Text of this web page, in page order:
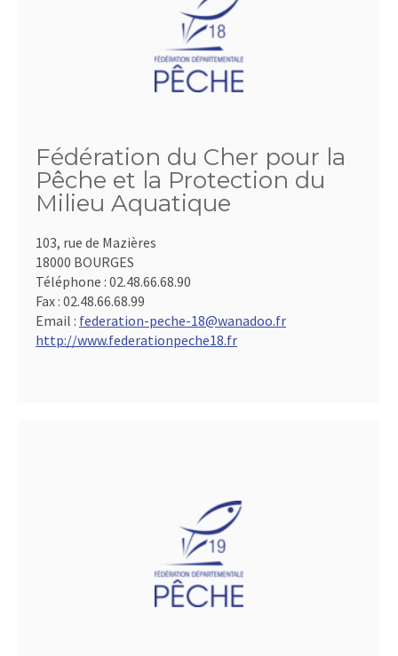
Fédération du Cher pour la
Pêche et la Protection du
Milieu Aquatique
103, rue de Mazières
18000 BOURGES
Téléphone : 02.48.66.68.90
Fax : 02.48.66.68.99
Email : federation-peche-18@wanadoo.fr
http://www.federationpeche18.fr